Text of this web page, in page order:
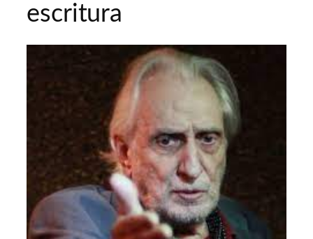
escritura